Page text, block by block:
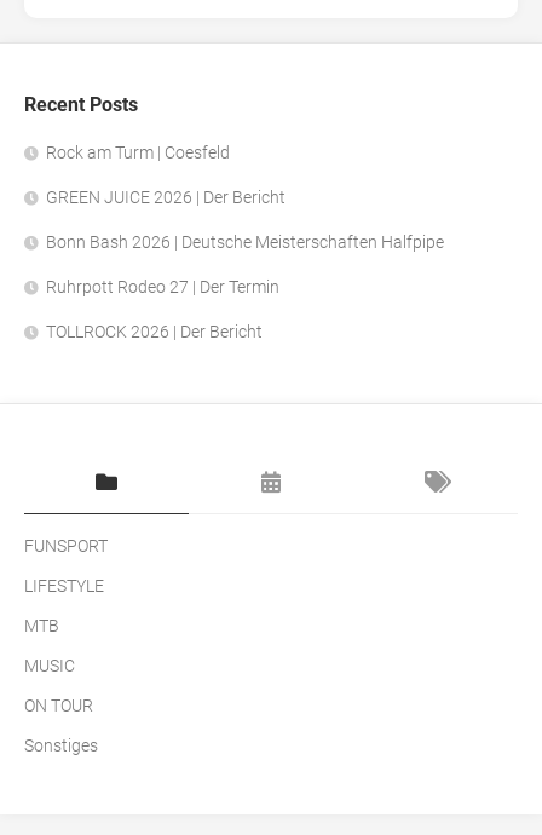
Recent Posts
Rock am Turm | Coesfeld
GREEN JUICE 2026 | Der Bericht
Bonn Bash 2026 | Deutsche Meisterschaften Halfpipe
Ruhrpott Rodeo 27 | Der Termin
TOLLROCK 2026 | Der Bericht
FUNSPORT
LIFESTYLE
MTB
MUSIC
ON TOUR
Sonstiges